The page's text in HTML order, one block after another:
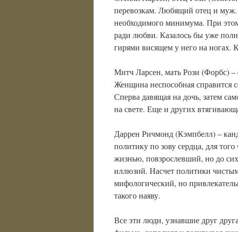
перевозкам. Любящий отец и
необходимого минимума. При
ради любви. Казалось бы уже
гирями висящем у него на ногах.
Митч Ларсен, мать Рози (Форбс)
Женщина неспособная справится
Сперва давящая на дочь, затем
на свете. Еще и других
Даррен Ричмонд (Кэмпбелл) –
политику по зову сердца, для
жизнью, повзрослевший, но до
иллюзий. Насчет политики
мифологический, но
такого наяву.
Все эти люди, узнавшие друг